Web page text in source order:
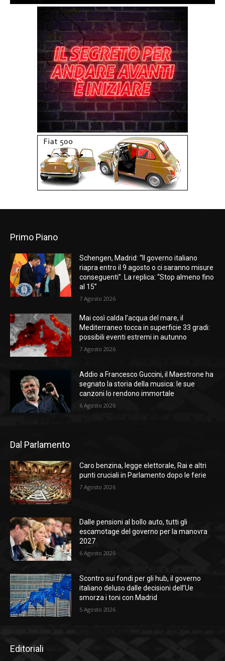
Primo Piano
Schengen, Madrid: “Il governo italiano
riapra entro il 9 agosto o ci saranno misure
conseguenti”. La replica: “Stop almeno fino
al 15”
7 Agosto 2026
Mai così calda l’acqua del mare, il
Mediterraneo tocca in superficie 33 gradi:
possibili eventi estremi in autunno
7 Agosto 2026
Addio a Francesco Guccini, il Maestrone ha
segnato la storia della musica: le sue
canzoni lo rendono immortale
6 Agosto 2026
Dal Parlamento
Caro benzina, legge elettorale, Rai e altri
punti cruciali in Parlamento dopo le ferie
7 Agosto 2026
Dalle pensioni al bollo auto, tutti gli
escamotage del governo per la manovra
2027
6 Agosto 2026
Scontro sui fondi per gli hub, il governo
italiano deluso dalle decisioni dell’Ue
smorza i toni con Madrid
5 Agosto 2026
Editoriali